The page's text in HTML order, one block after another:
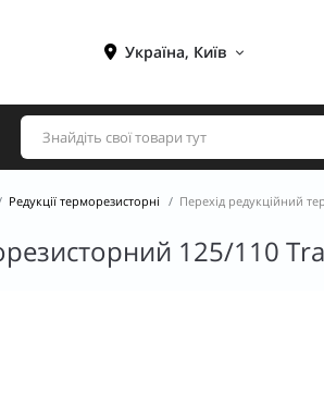
Україна, Київ
Редукції терморезисторні Перехід редукційний
125/110